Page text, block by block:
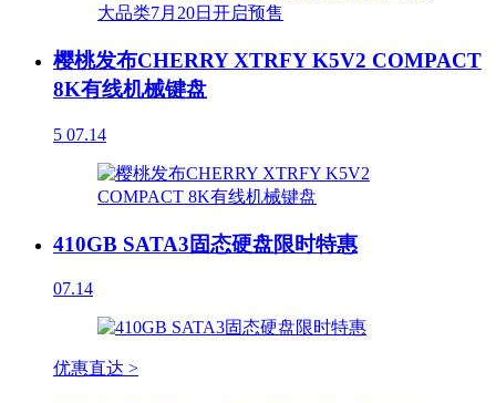
樱桃发布CHERRY XTRFY K5V2 COMPACT
8K有线机械键盘
5 07.14
410GB SATA3固态硬盘限时特惠
07.14
优惠直达 >